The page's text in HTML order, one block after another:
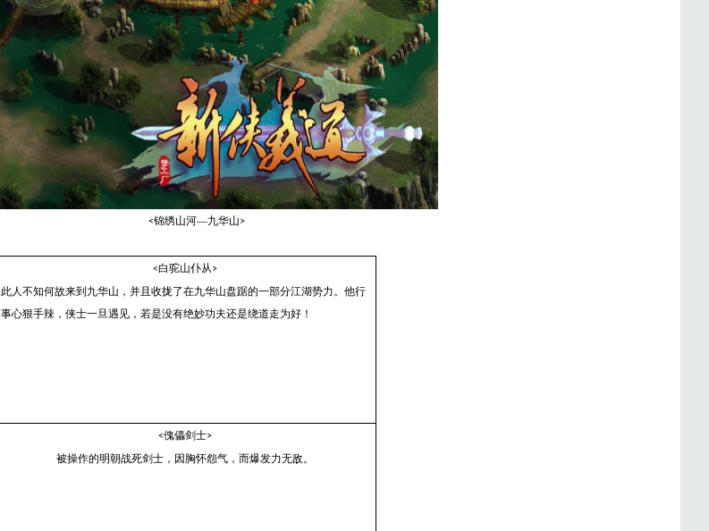
<锦绣山河—九华山>
<白驼山仆从>
此人不知何故来到九华山，并且收拢了在九华山盘踞的一部分江湖势力。他行
事心狠手辣，侠士一旦遇见，若是没有绝妙功夫还是绕道走为好！
<傀儡剑士>
被操作的明朝战死剑士，因胸怀怨气，而爆发力无敌。